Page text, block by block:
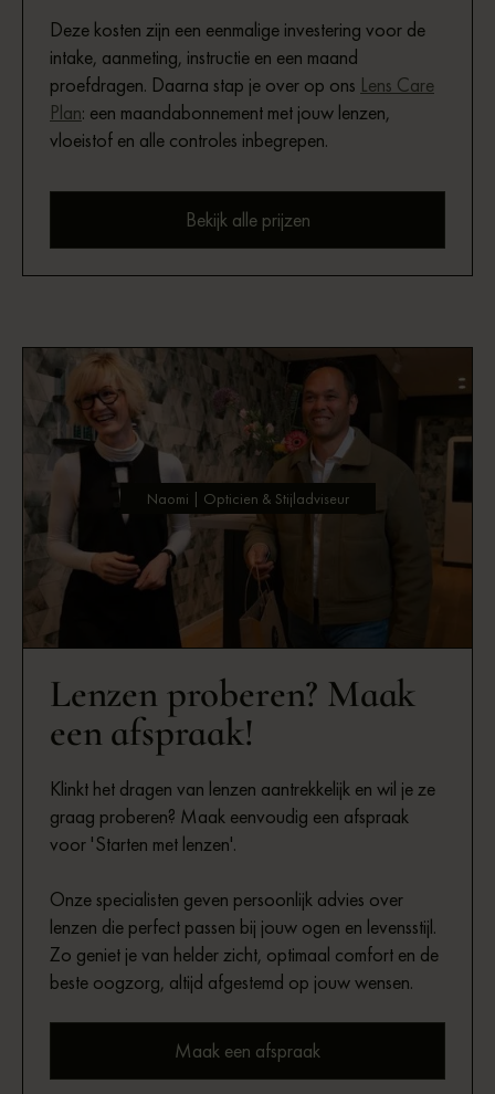
Deze kosten zijn een eenmalige investering voor de
intake, aanmeting, instructie en een maand
proefdragen. Daarna stap je over op ons Lens Care
Plan: een maandabonnement met jouw lenzen,
vloeistof en alle controles inbegrepen.
Bekijk alle prijzen
Lenzen proberen? Maak
een afspraak!
Klinkt het dragen van lenzen aantrekkelijk en wil je ze
graag proberen? Maak eenvoudig een afspraak
voor 'Starten met lenzen'.
Onze specialisten geven persoonlijk advies over
lenzen die perfect passen bij jouw ogen en levensstijl.
Zo geniet je van helder zicht, optimaal comfort en de
beste oogzorg, altijd afgestemd op jouw wensen.
Maak een afspraak
Naomi | Opticien & Stijladviseur